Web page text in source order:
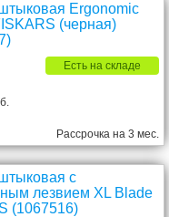
Ergonomic
(черная)
Есть на складе
Рассрочка на 3 мес.
с
лезвием XL Blade
(1067516)